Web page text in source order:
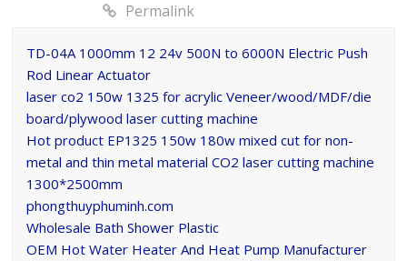
Permalink
TD-04A 1000mm 12 24v 500N to 6000N Electric Push
Rod Linear Actuator
laser co2 150w 1325 for acrylic Veneer/wood/MDF/die
board/plywood laser cutting machine
Hot product EP1325 150w 180w mixed cut for non-
metal and thin metal material CO2 laser cutting machine
1300*2500mm
phongthuyphuminh.com
Wholesale Bath Shower Plastic
OEM Hot Water Heater And Heat Pump Manufacturer